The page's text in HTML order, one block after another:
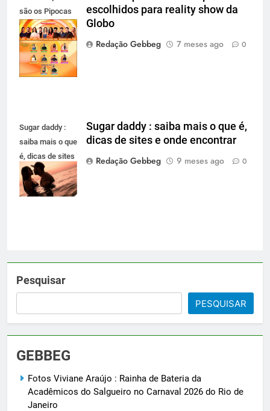
são os Pipocas
escolhidos para
reality show da
Globo
escolhidos para reality show da
Globo
Redação Gebbeg
7 meses ago 0
Sugar daddy :
saiba mais o que
é, dicas de sites
e onde
encontrar
Sugar daddy : saiba mais o que é,
dicas de sites e onde encontrar
Redação Gebbeg
9 meses ago 0
Pesquisar
PESQUISAR
GEBBEG
Fotos Viviane Araújo : Rainha de Bateria da
Acadêmicos do Salgueiro no Carnaval 2026 do Rio de
Janeiro